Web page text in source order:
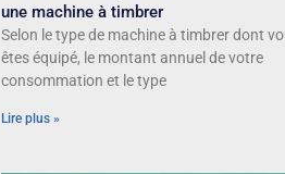
une machine à timbrer
Selon le type de machine à timbrer dont
êtes équipé, le montant annuel de votre
consommation et le type
Lire plus »